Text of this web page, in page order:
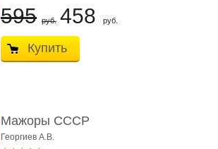
595 руб. 458 руб.
Купить
Мажоры СССР
Георгиев А.В.